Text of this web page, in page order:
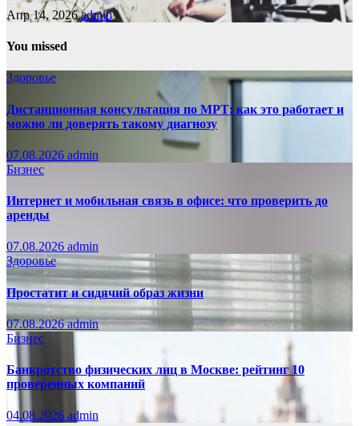
Апр 14, 2026admin
You missed
Здоровье
Дистанционная консультация по МРТ: как это работает и
можно ли доверять такому диагнозу
07.08.2026 admin
Бизнес
Интернет и мобильная связь в офисе: что проверить до
аренды
07.08.2026 admin
Здоровье
Простатит и сидячий образ жизни
07.08.2026admin
Бизнес
Банкротство физических лиц в Москве: рейтинг 10
проверенных компаний
04.08.2026 admin